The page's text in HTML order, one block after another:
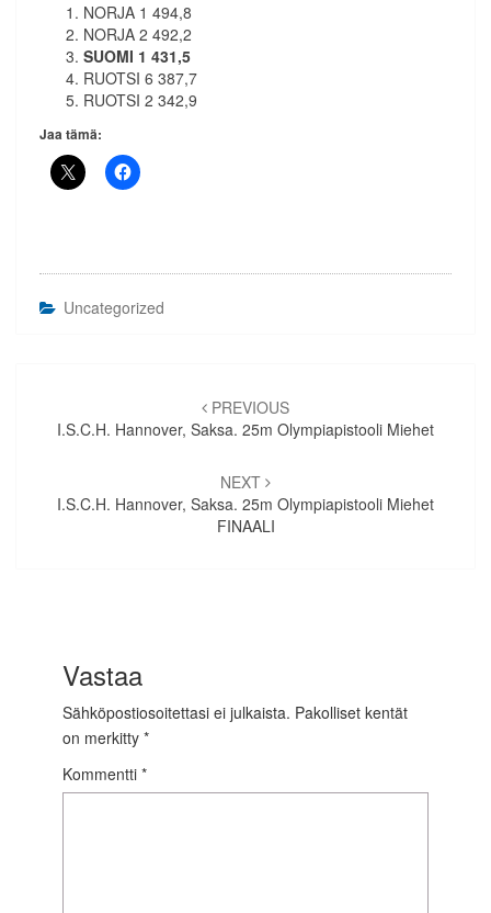
NORJA 1 494,8
NORJA 2 492,2
SUOMI 1 431,5
RUOTSI 6 387,7
RUOTSI 2 342,9
Jaa tämä:
Uncategorized
selaus
PREVIOUS
I.S.C.H. Hannover, Saksa. 25m Olympiapistooli Miehet
NEXT
I.S.C.H. Hannover, Saksa. 25m Olympiapistooli Miehet
FINAALI
Vastaa
Sähköpostiosoitettasi ei julkaista. Pakolliset kentät
on merkitty *
Kommentti *